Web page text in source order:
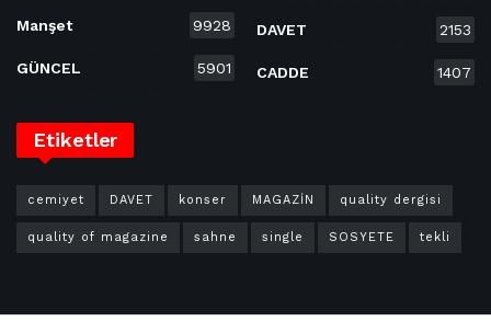
Manşet 9928
GÜNCEL 5901
DAVET 2153
CADDE 1407
Etiketler
cemiyet DAVET konser MAGAZİN quality dergisi
quality of magazine sahne single SOSYETE tekli